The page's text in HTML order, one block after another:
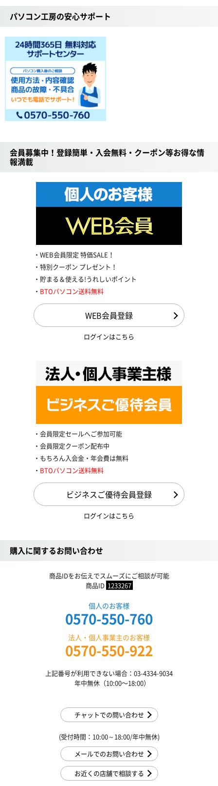
パソコン工房の安心サポート
会員募集中！登録簡単・入会無料・クーポン等お得な情
報満載
WEB会員限定 特価SALE！
特別クーポン プレゼント！
貯まる＆使える!うれしいポイント
BTOパソコン送料無料
WEB会員登録
ログインはこちら
会員限定セールへご参加可能
会員限定クーポン配布中
もちろん入会金・年会費は無料
BTOパソコン送料無料
ビジネスご優待会員登録
ログインはこちら
購入に関するお問い合わせ
商品IDをお伝えでスムーズにご相談が可能
商品ID 1233267
個人のお客様
0570-550-760
法人・個人事業主のお客様
0570-550-922
上記番号が利用できない場合：03-4334-9034
年中無休（10:00〜18:00）
チャットでの問い合わせ
(受付時間：10:00～18:00/年中無休)
メールでのお問い合わせ
お近くの店舗で相談する